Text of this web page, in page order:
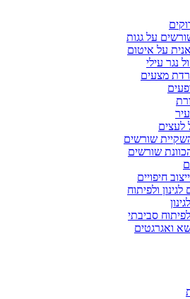
על גגות
על איטום
נגר עילי
מצעים
לעצים
שורשים
שורשים
חיפויים
ולפיתוח
סביבתי
ואגרגטים